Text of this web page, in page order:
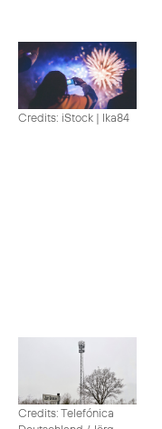
Credits: iStock | Ika84
Credits: Telefónica